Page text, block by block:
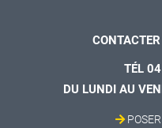
TÉL
DU LUNDI AU